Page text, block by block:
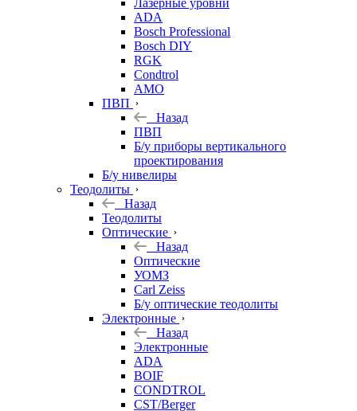
Лазерные уровни
ADA
Bosch Professional
Bosch DIY
RGK
Condtrol
AMO
ПВП
Назад
ПВП
Б/у приборы вертикального
проектирования
Б/у нивелиры
Теодолиты
Назад
Теодолиты
Оптические
Назад
Оптические
УОМЗ
Carl Zeiss
Б/у оптические теодолиты
Электронные
Назад
Электронные
ADA
BOIF
CONDTROL
CST/Berger